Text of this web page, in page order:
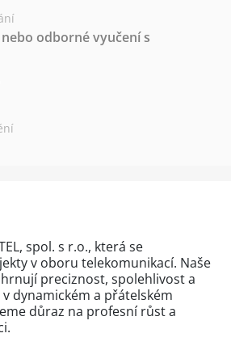
odborné vyučení s
spol. s r.o., která se
v oboru telekomunikací. Naše
preciznost, spolehlivost a
dynamickém a přátelském
důraz na profesní růst a